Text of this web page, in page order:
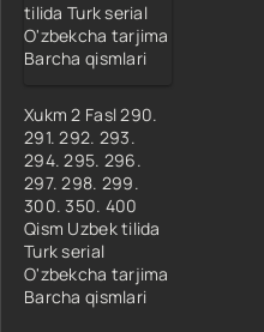
Xukm 2 Fasl 290.
291. 292. 293.
294. 295. 296.
297. 298. 299.
300. 350. 400
Qism Uzbek tilida
Turk serial
O'zbekcha tarjima
Barcha qismlari